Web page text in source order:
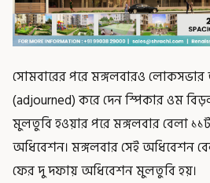
সোমবারের পরে মঙ্গলবারও
(adjourned) করে দেন স্পিকার ওম
মুলতুবি হওয়ার পরে মঙ্গলবার বেলা
অধিবেশন। মঙ্গলবার সেই অধিবেশন
ফের দু দফায় অধিবেশন মুলতুবি হয়।